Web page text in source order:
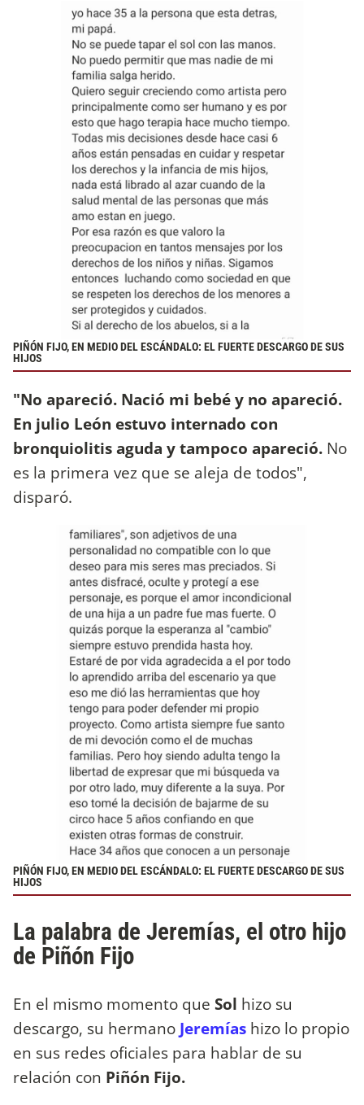
PIÑÓN FIJO, EN MEDIO DEL ESCÁNDALO: EL FUERTE DESCARGO DE SUS
HIJOS
"No apareció. Nació mi bebé y no apareció.
En julio León estuvo internado con
bronquiolitis aguda y tampoco apareció. No
es la primera vez que se aleja de todos",
disparó.
PIÑÓN FIJO, EN MEDIO DEL ESCÁNDALO: EL FUERTE DESCARGO DE SUS
HIJOS
La palabra de Jeremías, el otro hijo
de Piñón Fijo
En el mismo momento que Sol hizo su
descargo, su hermano Jeremías hizo lo propio
en sus redes oficiales para hablar de su
relación con Piñón Fijo.